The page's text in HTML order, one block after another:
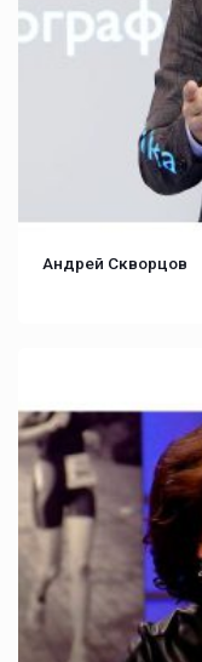
Андрей Скворцов